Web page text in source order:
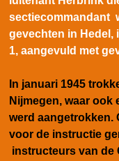
sectiecommandant
gevechten in Hedel,
1, aangevuld met
In januari 1945
Nijmegen, waar ook
werd aangetrokken.
voor de instructie
instructeurs van de